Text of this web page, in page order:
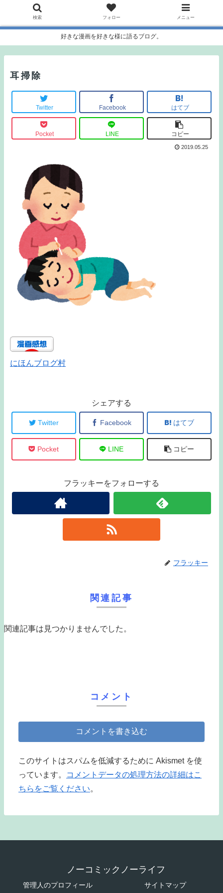
好きな漫画を好きな様に語るブログ。
耳掃除
Twitter Facebook はてブ
Pocket LINE コピー
2019.05.25
にほんブログ村
シェアする
Twitter Facebook はてブ
Pocket LINE コピー
フラッキーをフォローする
フラッキー
関連記事
関連記事は見つかりませんでした。
コメント
コメントを書き込む
このサイトはスパムを低減するために Akismet を使
っています。
コメントデータの処理方法の詳細はこ
ちらをご覧ください。
ノーコミックノーライフ
管理人のプロフィール サイトマップ
検索 フォロー メニュー